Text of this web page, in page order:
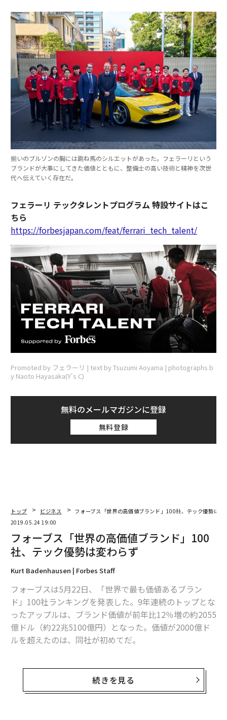
揃いのブルゾンの胸には跳ね馬のシルエットがあった。フェラーリという
ブランドが大事にしてきた価値とともに、整備士の高い技術と精神を次世
代へ伝えていく存在だ。
フェラーリ テックタレントプログラム 特設サイトはこ
ちら
https://forbesjapan.com/feat/ferrari_tech_talent/
Promoted by フェラーリ | text by Tsuzumi Aoyama | photographs b
y Naoto Hayasaka(Y's C)
無料のメールマガジンに登録
無料登録
トップ ビジネス
フォーブス「世界の高価値ブランド」100社、テック優勢は変
2019.05.24 19:00
フォーブス「世界の高価値ブランド」100
社、テック優勢は変わらず
Kurt Badenhausen | Forbes Staff
フォーブスは5月22日、「世界で最も価値あるブラン
ド」100社ランキングを発表した。9年連続のトップとな
ったアップルは、ブランド価値が前年比12％増の約2055
億ドル（約22兆5100億円）となった。価値が2000億ド
ルを超えたのは、同社が初めてだ。
アップルは顧客基盤を一つの製品カテゴリーから別のカ
テゴリーに移行させるという新たなスタイルを確立し
た。MacのユーザーはiPodを利用するようになり、そし
続きを見る